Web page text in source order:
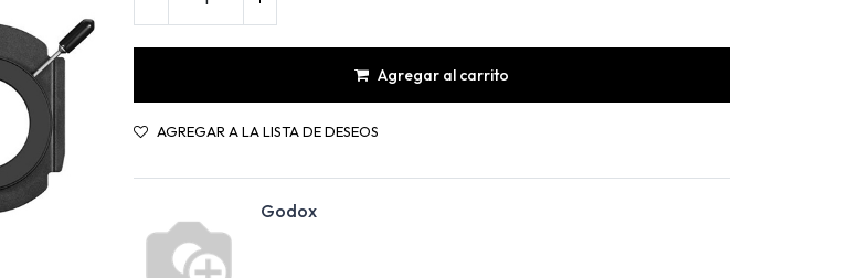
Agregar al carrito
AGREGAR A LA LISTA DE DESEOS
Godox